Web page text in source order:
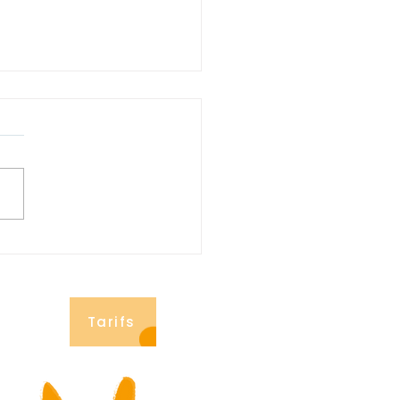
mets au vert !
Tarifs